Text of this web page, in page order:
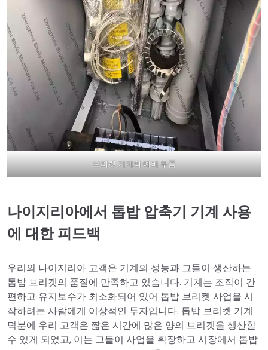
브리켓 기계의 예비 부품
나이지리아에서 톱밥 압축기 기계 사용
에 대한 피드백
우리의 나이지리아 고객은 기계의 성능과 그들이 생산하는
톱밥 브리켓의 품질에 만족하고 있습니다. 기계는 조작이 간
편하고 유지보수가 최소화되어 있어 톱밥 브리켓 사업을 시
작하려는 사람에게 이상적인 투자입니다. 톱밥 브리켓 기계
덕분에 우리 고객은 짧은 시간에 많은 양의 브리켓을 생산할
수 있게 되었고, 이는 그들이 사업을 확장하고 시장에서 톱밥